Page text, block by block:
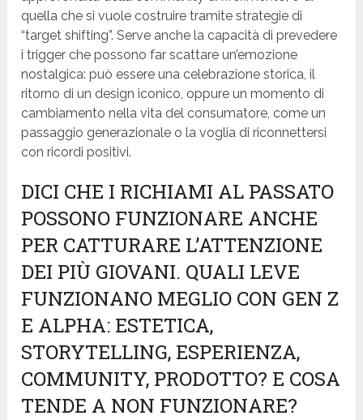
quella che si vuole costruire tramite strategie di
“target shifting”. Serve anche la capacità di prevedere
i trigger che possono far scattare un’emozione
nostalgica: può essere una celebrazione storica, il
ritorno di un design iconico, oppure un momento di
cambiamento nella vita del consumatore, come un
passaggio generazionale o la voglia di riconnettersi
con ricordi positivi.
DICI CHE I RICHIAMI AL PASSATO
POSSONO FUNZIONARE ANCHE
PER CATTURARE L’ATTENZIONE
DEI PIÙ GIOVANI. QUALI LEVE
FUNZIONANO MEGLIO CON GEN Z
E ALPHA: ESTETICA,
STORYTELLING, ESPERIENZA,
COMMUNITY, PRODOTTO? E COSA
TENDE A NON FUNZIONARE?